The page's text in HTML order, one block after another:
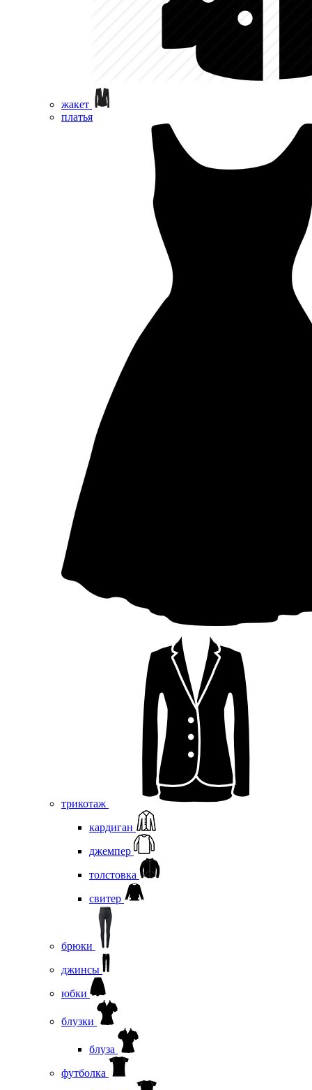
жакет
платья
трикотаж
кардиган
джемпер
толстовка
свитер
брюки
джинсы
юбки
блузки
блуза
футболка